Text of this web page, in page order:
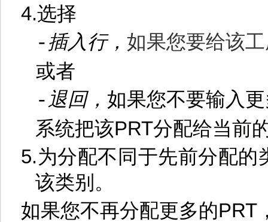
4.选择
-插入行， 如果您要给该
或者
- 退回， 如果您不要输入
系统把该PRT分配给当前
5.为分配不同于先前分配的
该类别。
如果您不再分配更多的PRT